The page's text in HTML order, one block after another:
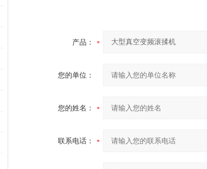
产品：
您的单位：
您的姓名：
联系电话：